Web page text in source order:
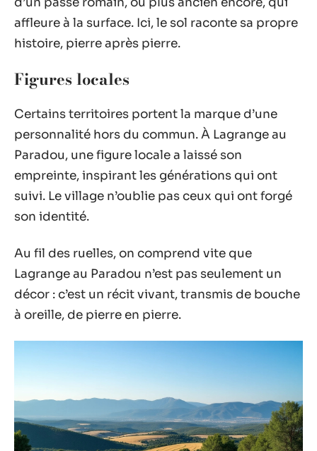
affleure à la surface. Ici, le sol raconte sa propre
histoire, pierre après pierre.
Figures locales
Certains territoires portent la marque d’une
personnalité hors du commun. À Lagrange au
Paradou, une figure locale a laissé son
empreinte, inspirant les générations qui ont
suivi. Le village n’oublie pas ceux qui ont forgé
son identité.
Au fil des ruelles, on comprend vite que
Lagrange au Paradou n’est pas seulement un
décor : c’est un récit vivant, transmis de bouche
à oreille, de pierre en pierre.